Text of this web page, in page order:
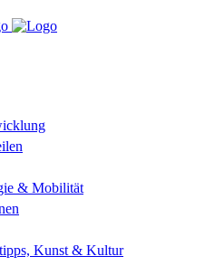
& Mobilität
Kunst & Kultur